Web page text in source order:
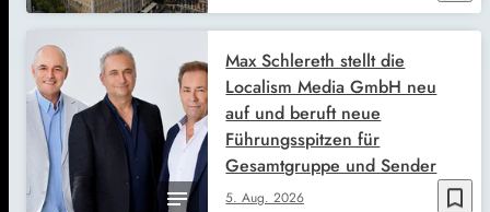
bookmark_border
5. Aug. 2026
Max Schlereth stellt die
Localism Media GmbH neu
auf und beruft neue
Führungsspitzen für
Gesamtgruppe und Sender